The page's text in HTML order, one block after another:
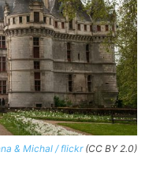
& Michal / flickr(CC BY 2.0)